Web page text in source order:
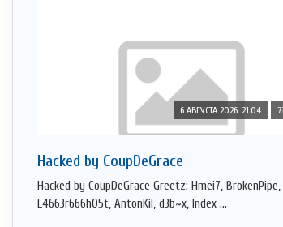
6 АВГУСТА 2026, 21:04
Hacked by CoupDeGrace
Hacked by CoupDeGrace Greetz: Hmei7,
L4663r666h05t, AntonKil, d3b~x, Index ...